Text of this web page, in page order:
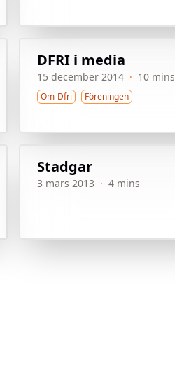
DFRI i media
15 december 2014 · 10 mins
Om-Dfri Föreningen
Stadgar
3 mars 2013 · 4 mins